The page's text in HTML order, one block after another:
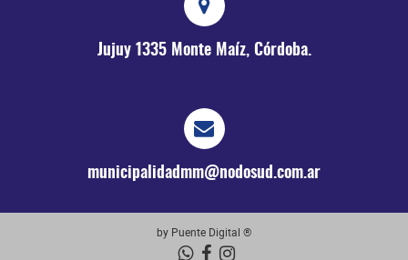
Jujuy 1335 Monte Maíz, Córdoba.
municipalidadmm@nodosud.com.ar
by Puente Digital ®